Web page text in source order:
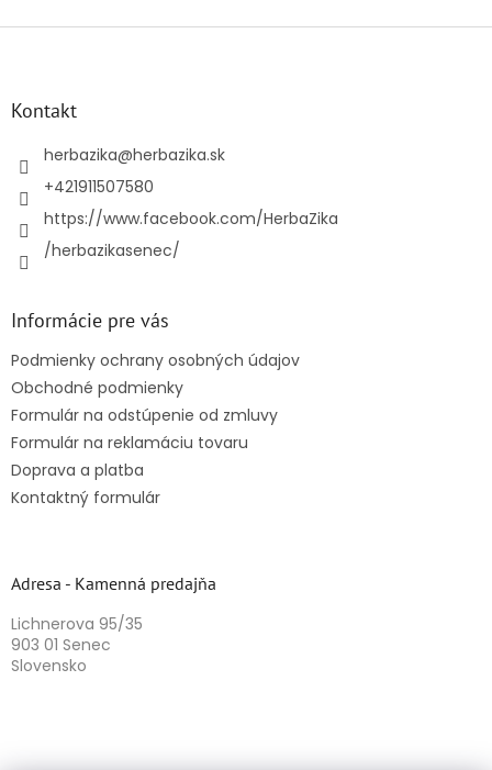
Kontakt
herbazika@herbazika.sk
+421911507580
https://www.facebook.com/HerbaZika
/herbazikasenec/
Informácie pre vás
Podmienky ochrany osobných údajov
Obchodné podmienky
Formulár na odstúpenie od zmluvy
Formulár na reklamáciu tovaru
Doprava a platba
Kontaktný formulár
Adresa - Kamenná predajňa
Lichnerova 95/35
903 01 Senec
Slovensko